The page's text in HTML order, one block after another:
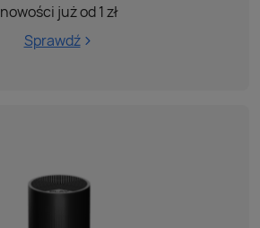
nowości już od 1 zł
Sprawdź